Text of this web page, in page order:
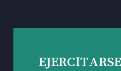
EJERCITARSE